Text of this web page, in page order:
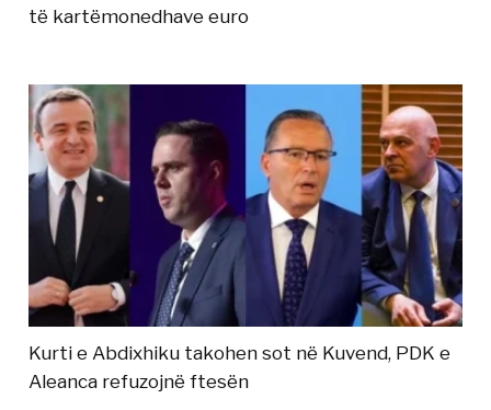
të kartëmonedhave euro
Kurti e Abdixhiku takohen sot në Kuvend, PDK e
Aleanca refuzojnë ftesën